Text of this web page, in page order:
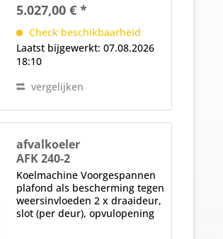
zonder gereedschap
elektronische controle (achter
het diafragma)...
5.027,00 € *
Check beschikbaarheid
Laatst bijgewerkt: 07.08.2026
18:10
vergelijken
afvalkoeler
AFK 240-2
Koelmachine Voorgespannen
plafond als bescherming tegen
weersinvloeden 2 x draaideur,
slot (per deur), opvulopening